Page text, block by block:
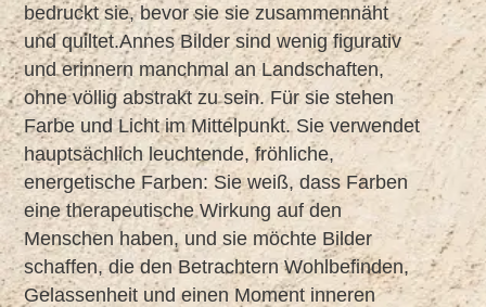
bedruckt sie, bevor sie sie zusammennäht
und quiltet.Annes Bilder sind wenig figurativ
und erinnern manchmal an Landschaften,
ohne völlig abstrakt zu sein. Für sie stehen
Farbe und Licht im Mittelpunkt. Sie verwendet
hauptsächlich leuchtende, fröhliche,
energetische Farben: Sie weiß, dass Farben
eine therapeutische Wirkung auf den
Menschen haben, und sie möchte Bilder
schaffen, die den Betrachtern Wohlbefinden,
Gelassenheit und einen Moment inneren